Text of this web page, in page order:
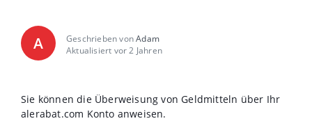
A Geschrieben vonAdam
Aktualisiert vor 2 Jahren
Sie können die Überweisung von Geldmitteln über Ihr
alerabat.com Konto anweisen.